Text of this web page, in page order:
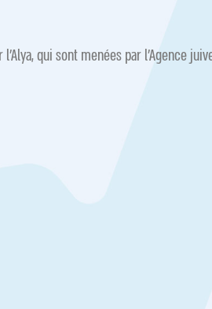
qui sont menées par l’Agence